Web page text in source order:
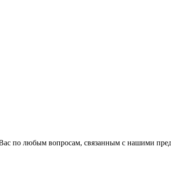
по любым вопросам, связанным с нашими